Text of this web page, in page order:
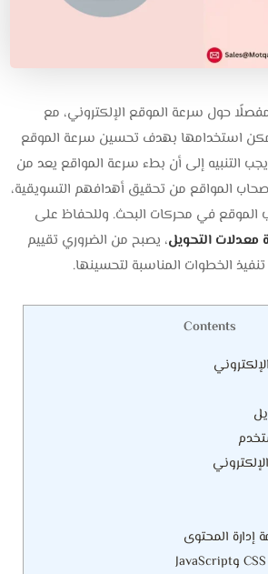
حول سرعة الموقع الإلكتروني، مع
يمكن استخدامها بهدف تحسين سرعة الموقع
يجب التنبيه إلى أن بطء سرعة المواقع يعد من
أصحاب المواقع من تحقيق أهدافهم التسويقية،
الموقع في محركات البحث. وللحفاظ على
معدلات التحويل، يصبح من الضروري تقييم
الخطوات المناسبة لتحسينها.
Contents
إدارة المحتوى